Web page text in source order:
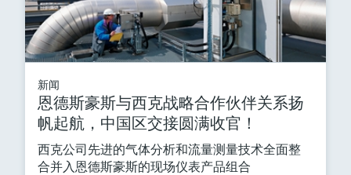
新闻
恩德斯豪斯与西克战略合作伙伴关系扬
帆起航，中国区交接圆满收官！
西克公司先进的气体分析和流量测量技术全面整
合并入恩德斯豪斯的现场仪表产品组合